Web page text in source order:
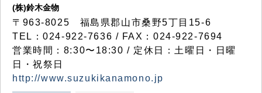
(株)鈴木金物
〒963-8025 福島県郡山市桑野5丁目15-6
TEL：024-922-7636 / FAX：024-922-7694
営業時間：8:30〜18:30 / 定休日：土曜日・日曜
日・祝祭日
http://www.suzukikanamono.jp